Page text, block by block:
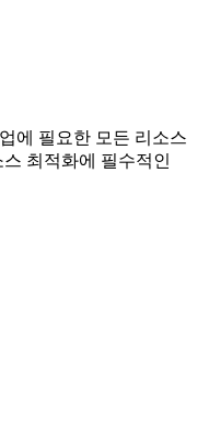
에 필요한 모든 리소스
최적화에 필수적인